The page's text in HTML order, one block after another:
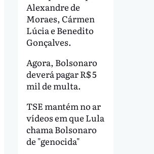
Alexandre de
Moraes, Cármen
Lúcia e Benedito
Gonçalves.
Agora, Bolsonaro
deverá pagar R$ 5
mil de multa.
TSE mantém no ar
vídeos em que Lula
chama Bolsonaro
de "genocida"